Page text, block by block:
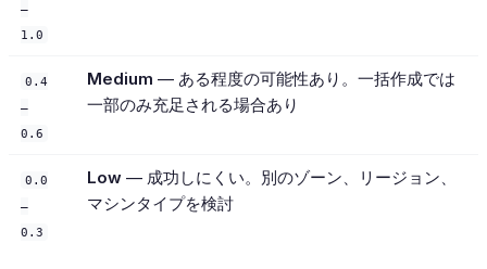
–
1.0
0.4
–
0.6
Medium — ある程度の可能性あり。一括作成では
一部のみ充足される場合あり
0.0
–
0.3
Low — 成功しにくい。別のゾーン、リージョン、
マシンタイプを検討